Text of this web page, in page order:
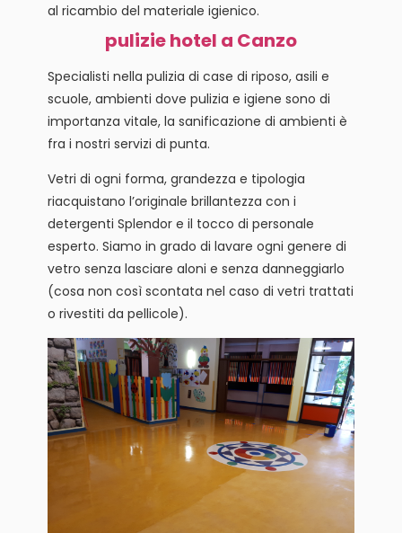
al ricambio del materiale igienico.
pulizie hotel a Canzo
Specialisti nella pulizia di case di riposo, asili e
scuole, ambienti dove pulizia e igiene sono di
importanza vitale, la sanificazione di ambienti è
fra i nostri servizi di punta.
Vetri di ogni forma, grandezza e tipologia
riacquistano l’originale brillantezza con i
detergenti Splendor e il tocco di personale
esperto. Siamo in grado di lavare ogni genere di
vetro senza lasciare aloni e senza danneggiarlo
(cosa non così scontata nel caso di vetri trattati
o rivestiti da pellicole).